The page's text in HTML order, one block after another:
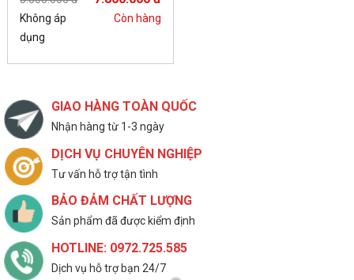
Không áp
dụng
Còn hàng
GIAO HÀNG TOÀN QUỐC
Nhận hàng từ 1-3 ngày
DỊCH VỤ CHUYÊN NGHIỆP
Tư vấn hỗ trợ tận tình
BẢO ĐẢM CHẤT LƯỢNG
Sản phẩm đã được kiểm định
HOTLINE: 0972.725.585
Dịch vụ hỗ trợ bạn 24/7